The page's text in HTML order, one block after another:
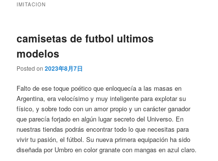
IMITACION
camisetas de futbol ultimos
modelos
Posted on2023年8月7日
Falto de ese toque poético que enloquecía a las masas en
Argentina, era velocísimo y muy inteligente para explotar su
físico, y sobre todo con un amor propio y un carácter ganador
que parecía forjado en algún lugar secreto del Universo. En
nuestras tiendas podrás encontrar todo lo que necesitas para
vivir tu pasión, el fútbol. Su nueva primera equipación ha sido
diseñada por Umbro en color granate con mangas en azul claro.